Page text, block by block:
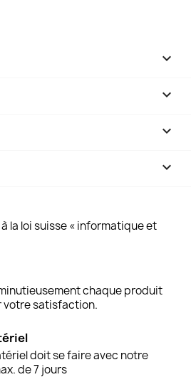



keyboard_arrow_down
la loi suisse « informatique et
chaque produit
votre satisfaction.
doit se faire avec notre
de 7 jours